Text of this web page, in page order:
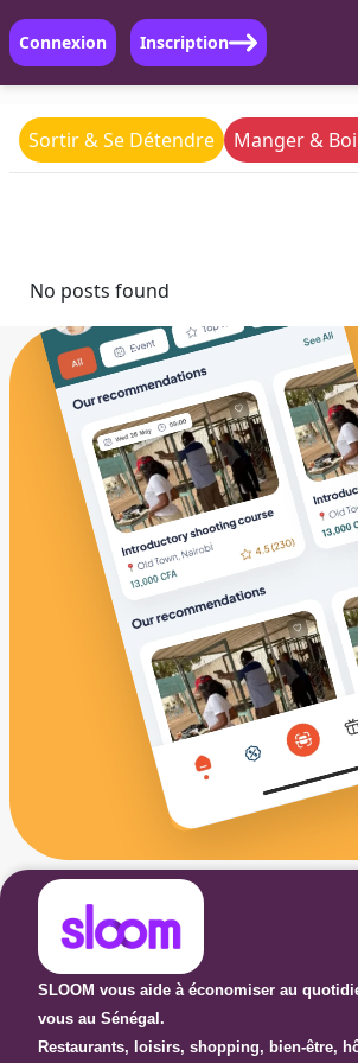
Connexion Inscription
Sortir & Se Détendre Manger &
No posts found
SLOOM vous aide à économiser au
vous au Sénégal.
Restaurants, loisirs, shopping, bien-être,